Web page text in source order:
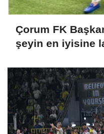
Çorum FK
şeyin en iyisine